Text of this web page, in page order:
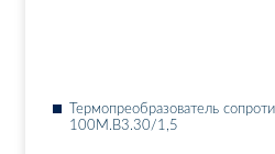
Тер­мо­пре­об­ра­зо­ва­тель
100М.В3.30/1,5